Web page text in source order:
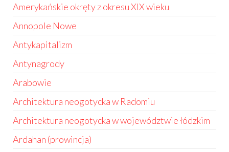
Amerykańskie okręty z okresu XIX wieku
Annopole Nowe
Antykapitalizm
Antynagrody
Arabowie
Architektura neogotycka w Radomiu
Architektura neogotycka w województwie łódzkim
Ardahan (prowincja)